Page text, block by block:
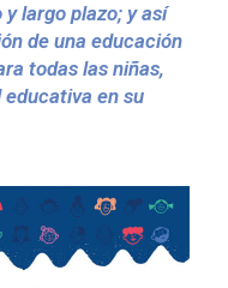
largo plazo; y así
de una educación
todas las niñas,
en su